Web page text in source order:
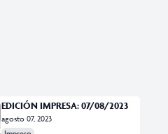
EDICIÓN IMPRESA: 07/08/2023
agosto 07, 2023